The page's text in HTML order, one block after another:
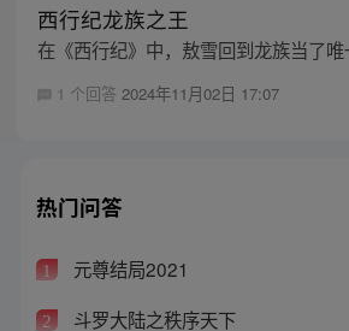
西行纪龙族之王
在《西行纪》中，敖雪回到龙族当了唯
1 个回答 2024年11月02日 17:07
热门问答
1 元尊结局2021
2 斗罗大陆之秩序天下